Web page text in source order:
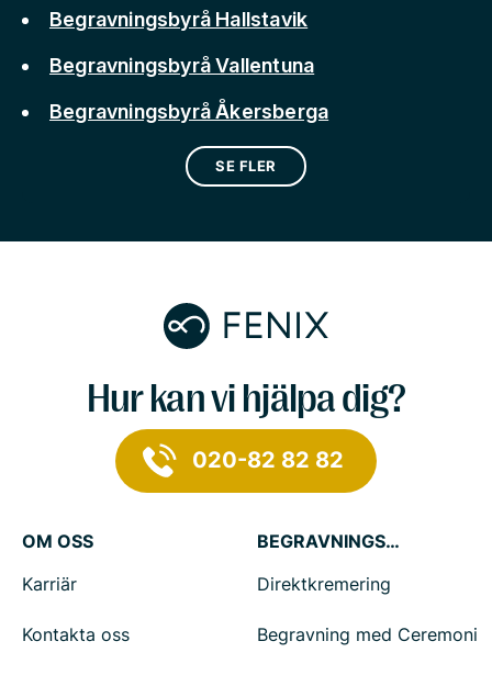
Begravningsbyrå Hallstavik
Begravningsbyrå Vallentuna
Begravningsbyrå Åkersberga
SE FLER
Hur kan vi hjälpa dig?
020-82 82 82
OM OSS
Karriär
Kontakta oss
BEGRAVNINGSTJÄNSTER
Direktkremering
Begravning med Ceremoni